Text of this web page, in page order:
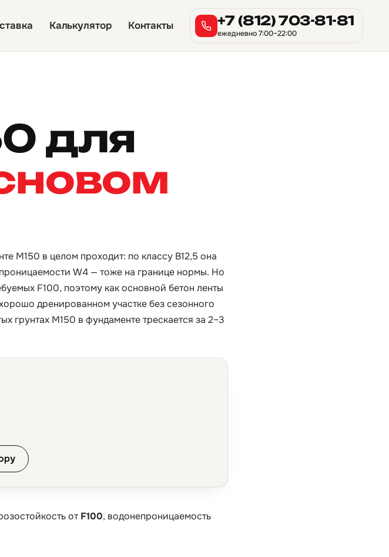
Калькулятор Контакты +7 (812) 703-81-81
ежедневно 7:00–22:00
для
М150 в целом проходит: по классу B12,5 она
W4 — тоже на границе нормы. Но
F100, поэтому как основной бетон ленты
дренированном участке без сезонного
грунтах М150 в фундаменте трескается за 2–3
отF100, водонепроницаемость